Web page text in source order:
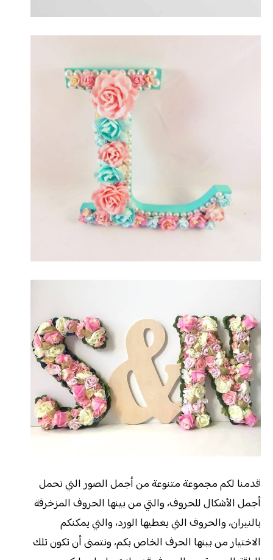
قدمنا لكم مجموعة متنوعة من أجمل الصور التي تحمل
أجمل الأشكال للحروف، والتي من بينها الحروف المزخرفة
بالنيران، والحروف التي يغطيها الورد، والتي يمكنكم
الاختيار من بينها الحرف الخاص بكم، ونتمنى أن تكون تلك